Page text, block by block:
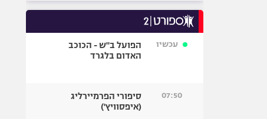
עכשיו
הפועל ב"ש - הכוכב
האדום בלגרד
07:50
סיפורי הפרמיירליג
(איפסוויץ')